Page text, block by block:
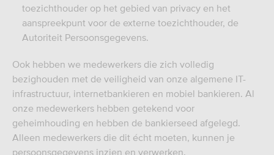
toezichthouder op het gebied van privacy en het
aanspreekpunt voor de externe toezichthouder, de
Autoriteit Persoonsgegevens.
Ook hebben we medewerkers die zich volledig
bezighouden met de veiligheid van onze algemene IT-
infrastructuur, internetbankieren en mobiel bankieren. Al
onze medewerkers hebben getekend voor
geheimhouding en hebben de bankierseed afgelegd.
Alleen medewerkers die dit écht moeten, kunnen je
persoonsgegevens inzien en verwerken.